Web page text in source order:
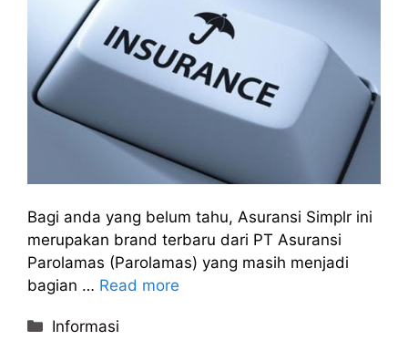
Bagi anda yang belum tahu, Asuransi Simplr ini
merupakan brand terbaru dari PT Asuransi
Parolamas (Parolamas) yang masih menjadi
bagian … Read more
Categories
Informasi